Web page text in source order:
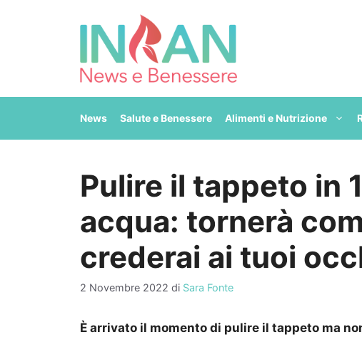
News Salute e Benessere Alimenti e Nutrizione
Pulire il tappeto in
acqua: tornerà
crederai ai tuoi
2 Novembre 2022 di Sara Fonte
È arrivato il momento di pulire il tappeto ma